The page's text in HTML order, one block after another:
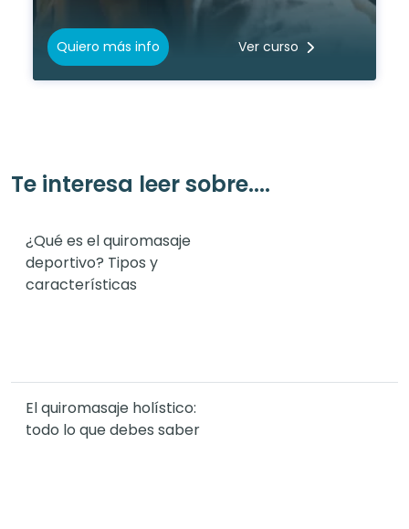
Quiero más info Ver curso
Te interesa leer sobre....
¿Qué es el quiromasaje
deportivo? Tipos y
características
El quiromasaje holístico:
todo lo que debes saber